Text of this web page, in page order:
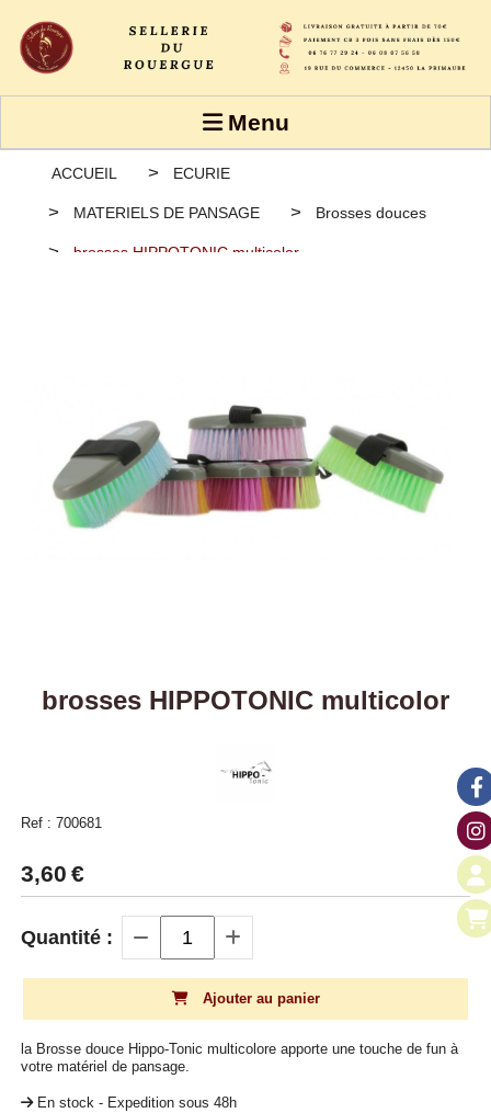
Menu
ACCUEIL ECURIE
MATERIELS DE PANSAGE Brosses douces
brosses HIPPOTONIC multicolor
brosses HIPPOTONIC multicolor
Ref : 700681
3,60 €
Quantité :
Ajouter au panier
la Brosse douce Hippo-Tonic multicolore apporte une touche de fun à
votre matériel de pansage.
En stock - Expedition sous 48h